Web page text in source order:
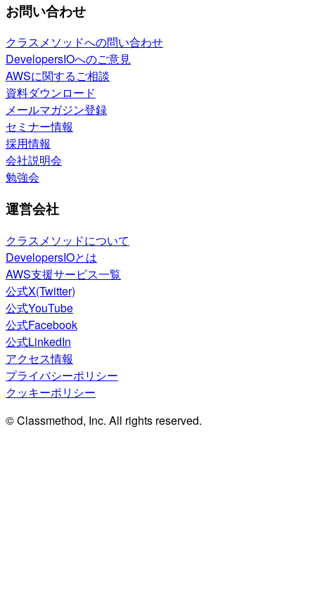
お問い合わせ
クラスメソッドへの問い合わせ
DevelopersIOへのご意見
AWSに関するご相談
資料ダウンロード
メールマガジン登録
セミナー情報
採用情報
会社説明会
勉強会
運営会社
クラスメソッドについて
DevelopersIOとは
AWS支援サービス一覧
公式X(Twitter)
公式YouTube
公式Facebook
公式LinkedIn
アクセス情報
プライバシーポリシー
クッキーポリシー
© Classmethod, Inc. All rights reserved.